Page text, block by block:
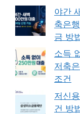
야간
축은
금 방
소득
저축
조건
저신
건 방